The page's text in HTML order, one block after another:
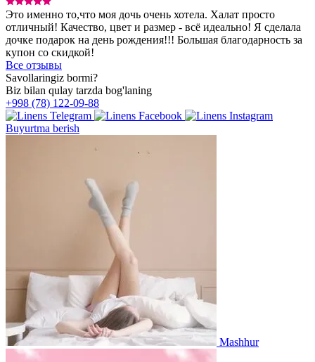
Это именно то,что моя дочь очень хотела. Халат просто
отличный! Качество, цвет и размер - всё идеально! Я сделала
дочке подарок на день рождения!!! Большая благодарность за
купон со скидкой!
Все отзывы
Savollaringiz bormi?
Biz bilan qulay tarzda bog'laning
+998 (78) 122-09-88
Buyurtma berish
Mashhur